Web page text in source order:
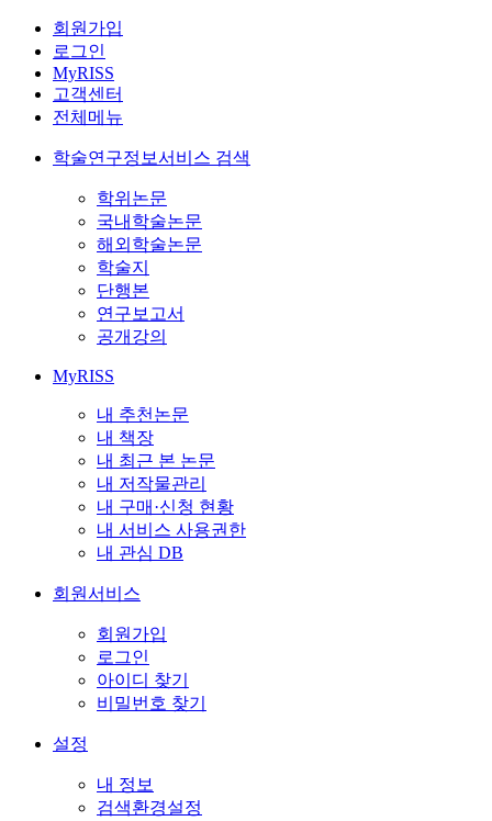
회원가입
로그인
MyRISS
고객센터
전체메뉴
학술연구정보서비스 검색
학위논문
국내학술논문
해외학술논문
학술지
단행본
연구보고서
공개강의
MyRISS
내 추천논문
내 책장
내 최근 본 논문
내 저작물관리
내 구매·신청 현황
내 서비스 사용권한
내 관심 DB
회원서비스
회원가입
로그인
아이디 찾기
비밀번호 찾기
설정
내 정보
검색환경설정